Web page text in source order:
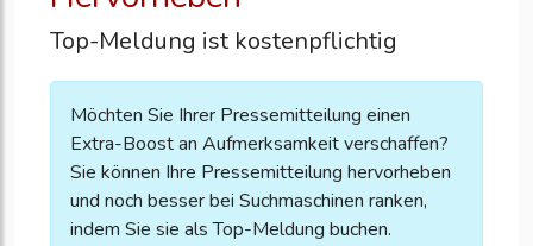
Top-Meldung ist kostenpflichtig
Möchten Sie Ihrer Pressemitteilung einen
Extra-Boost an Aufmerksamkeit verschaffen?
Sie können Ihre Pressemitteilung hervorheben
und noch besser bei Suchmaschinen ranken,
indem Sie sie als Top-Meldung buchen.